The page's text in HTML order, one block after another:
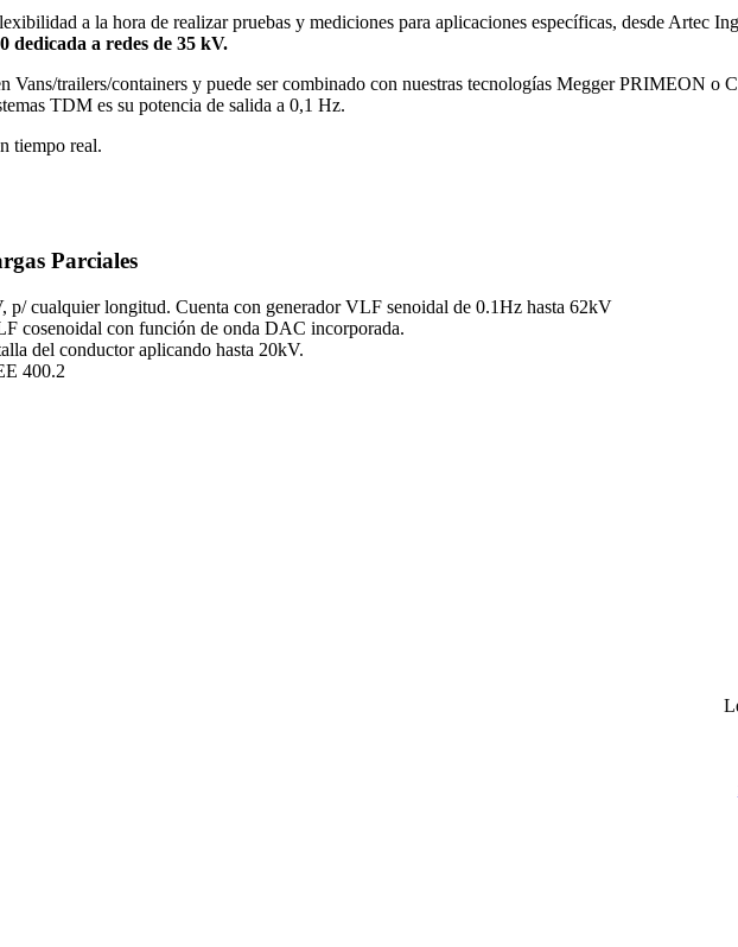
a la hora de realizar pruebas y mediciones para aplicaciones específicas, desde Artec
dedicada a redes de 35 kV.
Vans/trailers/containers y puede ser combinado con nuestras tecnologías Megger
TDM es su potencia de salida a 0,1 Hz.
tiempo real.
Parciales
p/ cualquier longitud. Cuenta con generador VLF senoidal de 0.1Hz hasta 62kV
cosenoidal con función de onda DAC incorporada.
del conductor aplicando hasta 20kV.
400.2